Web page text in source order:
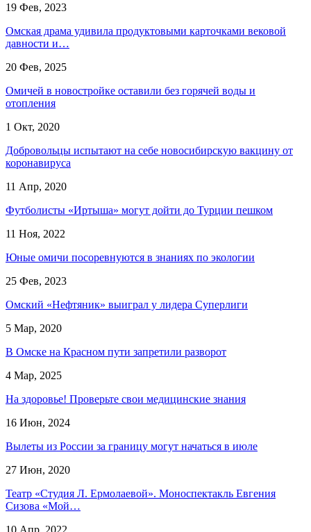
19 Фев, 2023
Омская драма удивила продуктовыми карточками вековой
давности и…
20 Фев, 2025
Омичей в новостройке оставили без горячей воды и
отопления
1 Окт, 2020
Добровольцы испытают на себе новосибирскую вакцину от
коронавируса
11 Апр, 2020
Футболисты «Иртыша» могут дойти до Турции пешком
11 Ноя, 2022
Юные омичи посоревнуются в знаниях по экологии
25 Фев, 2023
Омский «Нефтяник» выиграл у лидера Суперлиги
5 Мар, 2020
В Омске на Красном пути запретили разворот
4 Мар, 2025
На здоровье! Проверьте свои медицинские знания
16 Июн, 2024
Вылеты из России за границу могут начаться в июле
27 Июн, 2020
Театр «Студия Л. Ермолаевой». Моноспектакль Евгения
Сизова «Мой…
10 Апр, 2022